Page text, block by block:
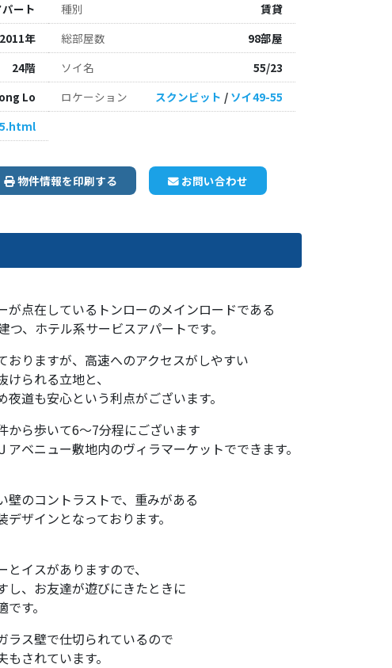
ート 種別
賃貸
2011年 総部屋数
98部屋
24階 ソイ名
55/23
Lo ロケーション スクンビット / ソイ49-55
物件情報を印刷する お問い合わせ
が点在しているトンローのメインロードである
つ、ホテル系サービスアパートです。
おりますが、高速へのアクセスがしやすい
られる立地と、
道も安心という利点がございます。
から歩いて6～7分程にございます
アベニュー敷地内のヴィラマーケットでできます。
壁のコントラストで、重みがある
ザインとなっております。
イスがありますので、
し、お友達が遊びにきたときに
す。
ラス壁で仕切られているので
されています。